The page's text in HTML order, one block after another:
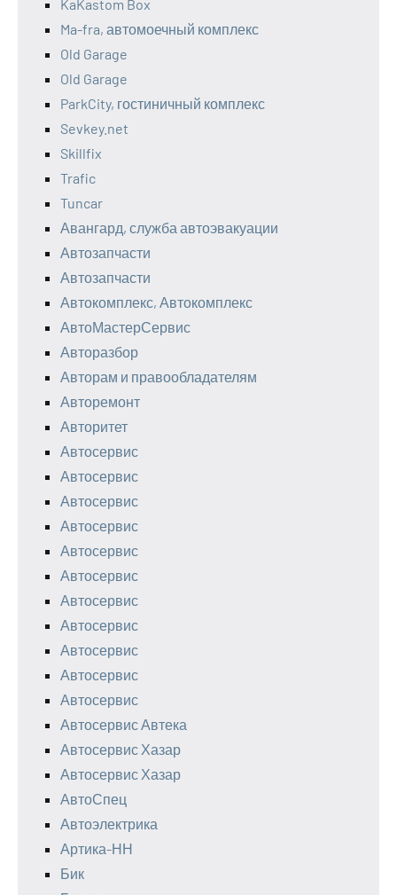
KaKastom Box
Ma-fra, автомоечный комплекс
Old Garage
Old Garage
ParkCity, гостиничный комплекс
Sevkey.net
Skillfix
Trafic
Tuncar
Авангард, служба автоэвакуации
Автозапчасти
Автозапчасти
Автокомплекс, Автокомплекс
АвтоМастерСервис
Авторазбор
Авторам и правообладателям
Авторемонт
Авторитет
Автосервис
Автосервис
Автосервис
Автосервис
Автосервис
Автосервис
Автосервис
Автосервис
Автосервис
Автосервис
Автосервис
Автосервис Автека
Автосервис Хазар
Автосервис Хазар
АвтоСпец
Автоэлектрика
Артика-НН
Бик